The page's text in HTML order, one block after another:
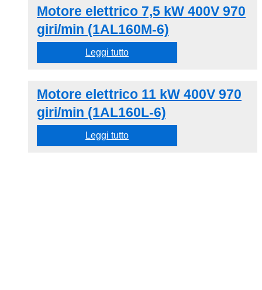
prodotto
possono
essere
scelte
del
prodotto
406,00 €
a
446,00 €
prodotto
più
opzioni
possono
essere
Motore elettrico 7,5 kW 400V 970
giri/min (1AL160M-6)
Leggi tutto
Motore elettrico 11 kW 400V 970
giri/min (1AL160L-6)
Leggi tutto